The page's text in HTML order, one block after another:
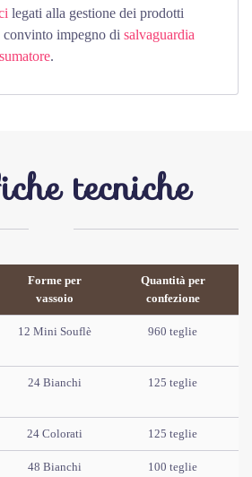
legati alla gestione dei prodotti
impegno di salvaguardia
.
tecniche
Forme per
vassoio
Quantità per
confezione
12 Mini Souflè 960 teglie
24 Bianchi 125 teglie
24 Colorati 125 teglie
48 Bianchi 100 teglie